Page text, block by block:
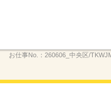
お仕事No.： 260606_中央区/